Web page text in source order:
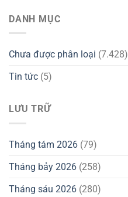
DANH MỤC
Chưa được phân loại (7.428)
Tin tức (5)
LƯU TRỮ
Tháng tám 2026 (79)
Tháng bảy 2026 (258)
Tháng sáu 2026 (280)